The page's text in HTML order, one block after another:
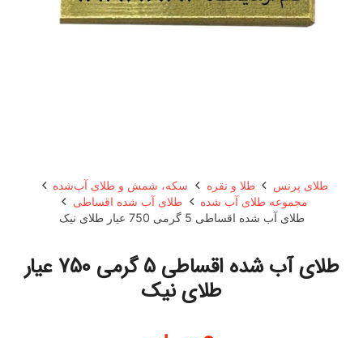
طلای پرنس طلا و نقره
سکه، شمش و طلای آب‌شده
مجموعه طلای آب شده
طلای آب شده اقساطی
طلای آب شده اقساطی 5 گرمی 750 عیار طلای نیک
طلای آب شده اقساطی 5 گرمی 750 عیار
طلای نیک